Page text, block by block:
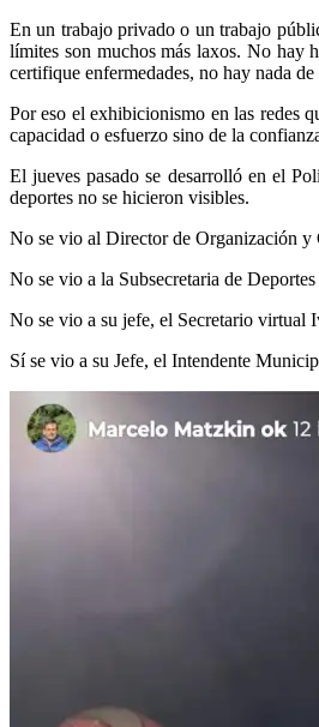
En un trabajo privado o un trabajo
límites son muchos más laxos. No hay
certifique enfermedades, no hay nada
Por eso el exhibicionismo en las redes
capacidad o esfuerzo sino de la
El jueves pasado se desarrolló en el
deportes no se hicieron visibles.
No se vio al Director de Organización y
No se vio a la Subsecretaria de
No se vio a su jefe, el Secretario virtual
Sí se vio a su Jefe, el Intendente